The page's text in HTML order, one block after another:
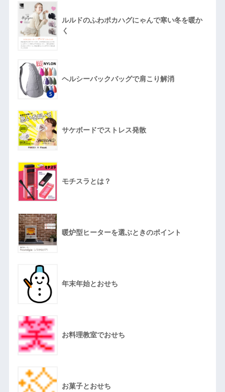
ルルドのふわポカハグにゃんで寒い冬を暖か
く
ヘルシーバックバッグで肩こり解消
サケボードでストレス発散
モチスラとは？
暖炉型ヒーターを選ぶときのポイント
年末年始とおせち
お料理教室でおせち
お菓子とおせち